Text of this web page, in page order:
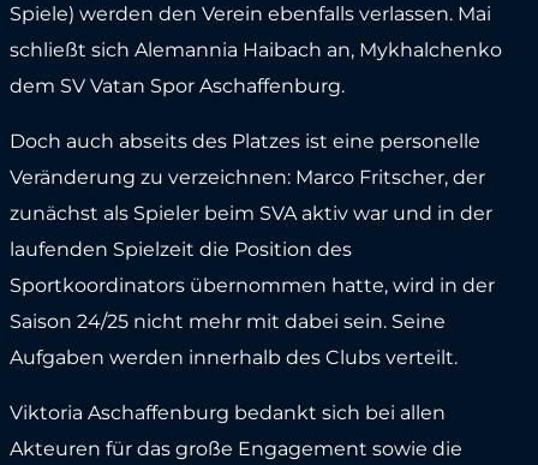
Spiele) werden den Verein ebenfalls verlassen. Mai
schließt sich Alemannia Haibach an, Mykhalchenko
dem SV Vatan Spor Aschaffenburg.
Doch auch abseits des Platzes ist eine personelle
Veränderung zu verzeichnen: Marco Fritscher, der
zunächst als Spieler beim SVA aktiv war und in der
laufenden Spielzeit die Position des
Sportkoordinators übernommen hatte, wird in der
Saison 24/25 nicht mehr mit dabei sein. Seine
Aufgaben werden innerhalb des Clubs verteilt.
Viktoria Aschaffenburg bedankt sich bei allen
Akteuren für das große Engagement sowie die